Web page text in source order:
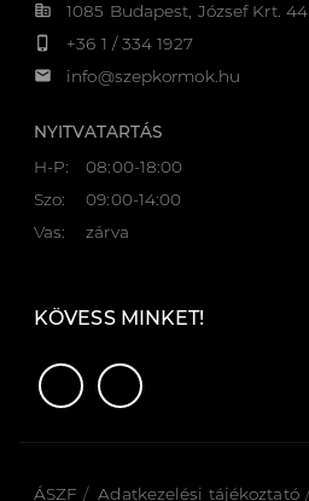
corporate_fare 1085 Budapest, József Krt. 44.
phone_iphone +36 1 / 334 1927
email info@szepkormok.hu
NYITVATARTÁS
H-P:
08:00-18:00
Szo:
09:00-14:00
Vas:
zárva
KÖVESS MINKET!
ÁSZF Adatkezelési tájékoztató